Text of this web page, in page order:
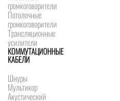
громкоговорители
Потолочные
громкоговорители
Трансляционные
усилители
КОММУТАЦИОННЫЕ
КАБЕЛИ
Шнуры
Мультикор
Акустический